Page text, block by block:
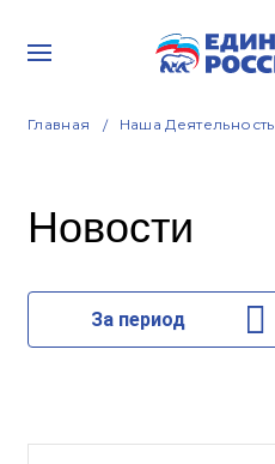
Главная Наша Деятельность
Новости
За период